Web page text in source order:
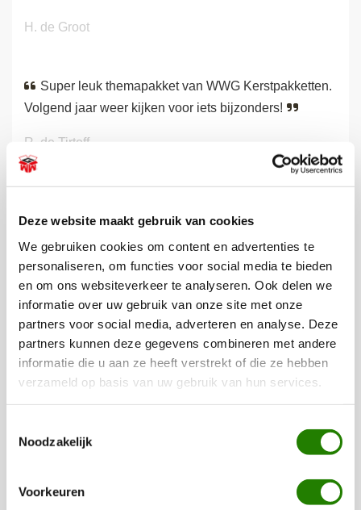
Deze website maakt gebruik van cookies
We gebruiken cookies om content en advertenties te
personaliseren, om functies voor social media te bieden
en om ons websiteverkeer te analyseren. Ook delen we
informatie over uw gebruik van onze site met onze
partners voor social media, adverteren en analyse. Deze
partners kunnen deze gegevens combineren met andere
informatie die u aan ze heeft verstrekt of die ze hebben
verzameld op basis van uw gebruik van hun services.
Noodzakelijk
Voorkeuren
H. de Groot
Super leuk themapakket van WWG Kerstpakketten.
Volgend jaar weer kijken voor iets bijzonders!
R. de Tirtoff
BEKIJK ALLE RECENSIES
De leukste pakketten voor elk
budget
Wilt u toch uw personeel bedanken voor hun inzet aan het
einde van het jaar, maar heeft u een bescheiden budget of
wilt u het niet te duur maken? Kies dan voor onze
kerst, food- of drankpakketten
! Deze pakketten bevatten
WWG vinden wij het belangrijk dat er voor iedereen een
Een mooi kerstpakket hoeft daarom helemaal niet duur te
zijn, en het gaat natuurlijk ook altijd om het gebaar en de